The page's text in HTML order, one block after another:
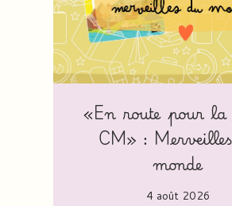
«En route pour la
CM» :
monde
4 août 2026